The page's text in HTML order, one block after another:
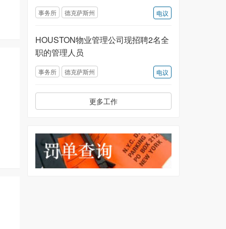
电议
事务所 德克萨斯州
HOUSTON物业管理公司现招聘2名全
职的管理人员
电议
事务所 德克萨斯州
更多工作